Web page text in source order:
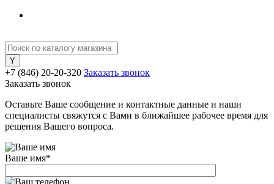
+7 (846) 20-20-320 Заказать звонок
Заказать звонок
Оставьте Ваше сообщение и контактные данные и наши
специалисты свяжутся с Вами в ближайшее рабочее время для
решения Вашего вопроса.
Ваше имя*